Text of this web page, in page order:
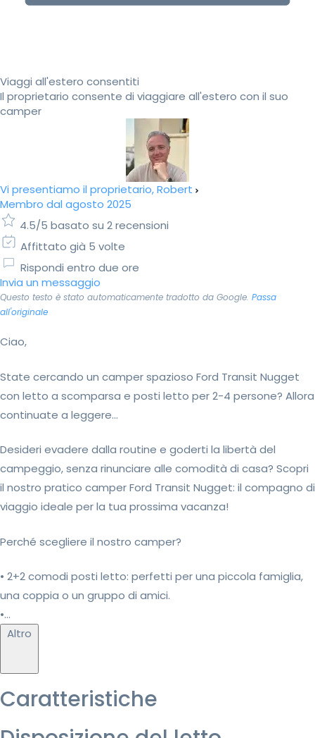
Viaggi all'estero consentiti
Il proprietario consente di viaggiare all'estero con il suo
camper
Vi presentiamo il proprietario, Robert
Membro dal agosto 2025
4.5/5 basato su 2 recensioni
Affittato già 5 volte
Rispondi entro due ore
Invia un messaggio
Questo testo è stato automaticamente tradotto da Google. Passa
all'originale
Ciao,
State cercando un camper spazioso Ford Transit Nugget
con letto a scomparsa e posti letto per 2-4 persone? Allora
continuate a leggere...
Desideri evadere dalla routine e goderti la libertà del
campeggio, senza rinunciare alle comodità di casa? Scopri
il nostro pratico camper Ford Transit Nugget: il compagno di
viaggio ideale per la tua prossima vacanza!
Perché scegliere il nostro camper?
• 2+2 comodi posti letto: perfetti per una piccola famiglia,
una coppia o un gruppo di amici.
•...
Altro
Caratteristiche